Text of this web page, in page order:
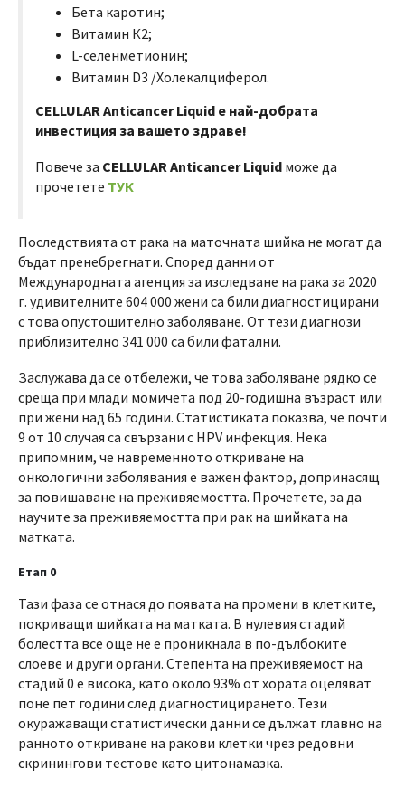
Бета каротин;
Витамин К2;
L-селенметионин;
Витамин D3 /Холекалциферол.
CELLULAR Anticancer Liquid е най-добрата
инвестиция за вашето здраве!
Повече за CELLULAR Anticancer Liquid може да
прочетете ТУК
Последствията от рака на маточната шийка не могат да
бъдат пренебрегнати. Според данни от
Международната агенция за изследване на рака за 2020
г. удивителните 604 000 жени са били диагностицирани
с това опустошително заболяване. От тези диагнози
приблизително 341 000 са били фатални.
Заслужава да се отбележи, че това заболяване рядко се
среща при млади момичета под 20-годишна възраст или
при жени над 65 години. Статистиката показва, че почти
9 от 10 случая са свързани с HPV инфекция. Нека
припомним, че навременното откриване на
онкологични заболявания е важен фактор, допринасящ
за повишаване на преживяемостта. Прочетете, за да
научите за преживяемостта при рак на шийката на
матката.
Етап 0
Тази фаза се отнася до появата на промени в клетките,
покриващи шийката на матката. В нулевия стадий
болестта все още не е проникнала в по-дълбоките
слоеве и други органи. Степента на преживяемост на
стадий 0 е висока, като около 93% от хората оцеляват
поне пет години след диагностицирането. Тези
окуражаващи статистически данни се дължат главно на
ранното откриване на ракови клетки чрез редовни
скринингови тестове като цитонамазка.